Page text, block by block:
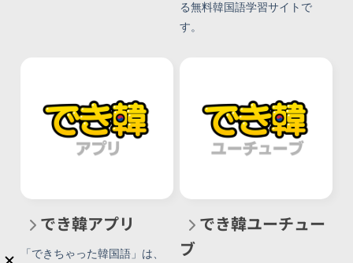
る無料韓国語学習サイトで
す。
でき韓アプリ
「できちゃった韓国語」は、
でき韓ユーチュー
ブ